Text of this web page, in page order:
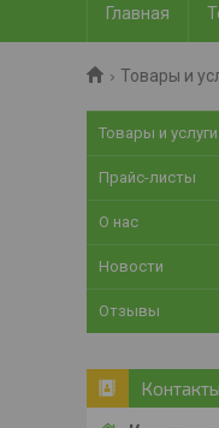
Главная
Товары и
Товары и услуги
Прайс-листы
О нас
Новости
Отзывы
Контакты